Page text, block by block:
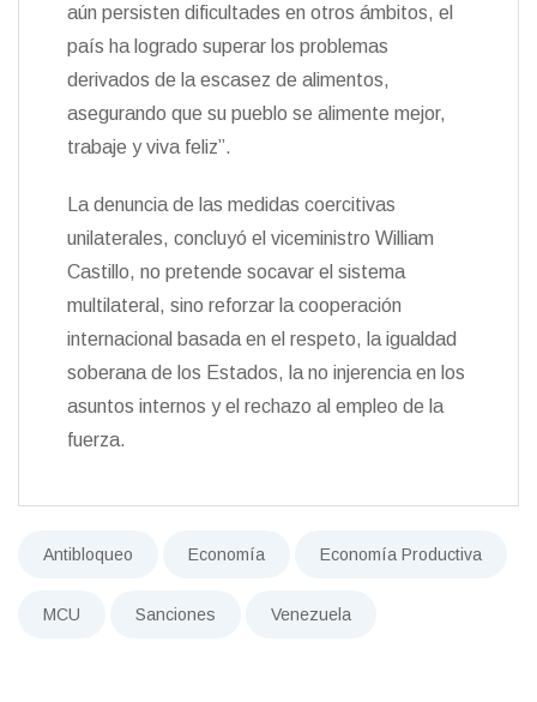
aún persisten dificultades en otros ámbitos, el
país ha logrado superar los problemas
derivados de la escasez de alimentos,
asegurando que su pueblo se alimente mejor,
trabaje y viva feliz”.
La denuncia de las medidas coercitivas
unilaterales, concluyó el viceministro William
Castillo, no pretende socavar el sistema
multilateral, sino reforzar la cooperación
internacional basada en el respeto, la igualdad
soberana de los Estados, la no injerencia en los
asuntos internos y el rechazo al empleo de la
fuerza.
Antibloqueo Economía Economía Productiva
MCU Sanciones Venezuela